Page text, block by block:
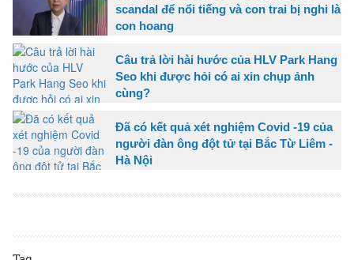
scandal để nổi tiếng và con trai bị nghi là
con hoang
Câu trả lời hài hước của HLV Park Hang
Seo khi được hỏi có ai xin chụp ảnh
cùng?
Đã có kết quả xét nghiệm Covid -19 của
người đàn ông đột tử tại Bắc Từ Liêm -
Hà Nội